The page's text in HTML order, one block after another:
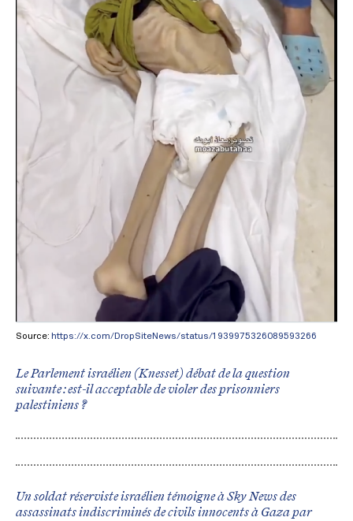
Source: https://x.com/DropSiteNews/status/1939975326089593266
Le Parlement israélien (Knesset) débat de la question
suivante : est-il acceptable de violer des prisonniers
palestiniens ?
Un soldat réserviste israélien témoigne à Sky News des
assassinats indiscriminés de civils innocents à Gaza par